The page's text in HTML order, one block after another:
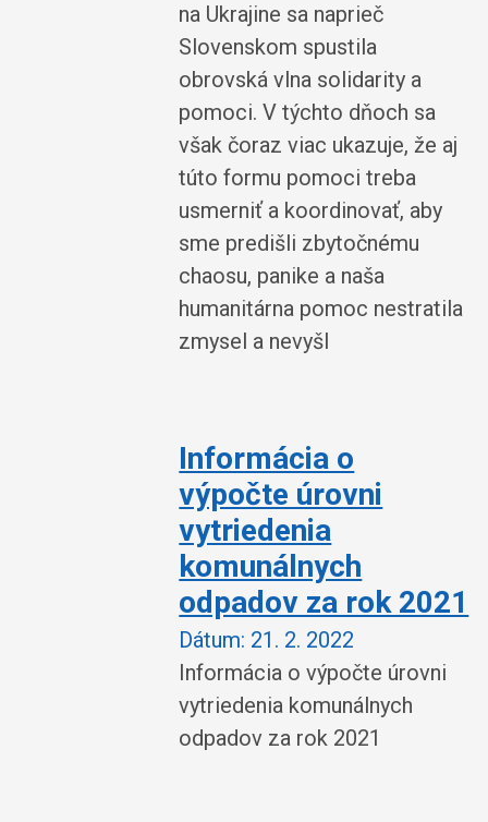
na Ukrajine sa naprieč
Slovenskom spustila
obrovská vlna solidarity a
pomoci. V týchto dňoch sa
však čoraz viac ukazuje, že aj
túto formu pomoci treba
usmerniť a koordinovať, aby
sme predišli zbytočnému
chaosu, panike a naša
humanitárna pomoc nestratila
zmysel a nevyšl
Informácia o
výpočte úrovni
vytriedenia
komunálnych
odpadov za rok 2021
Dátum: 21. 2. 2022
Informácia o výpočte úrovni
vytriedenia komunálnych
odpadov za rok 2021